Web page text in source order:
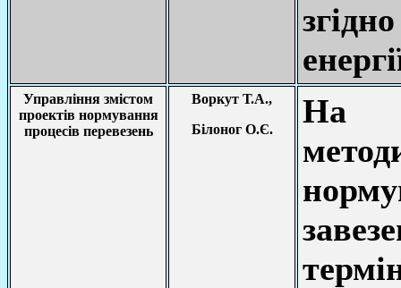
Управління змістом
проектів нормування
процесів перевезень
Воркут Т.А.,
Білоног О.Є.
На